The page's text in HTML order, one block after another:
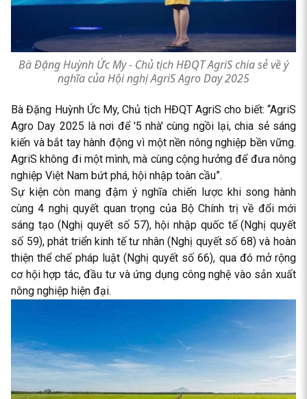
Bà Đặng Huỳnh Ức My - Chủ tịch HĐQT AgriS chia sẻ về ý
nghĩa của Hội nghị AgriS Agro Day 2025
Bà Đặng Huỳnh Ức My, Chủ tịch HĐQT AgriS cho biết: “AgriS
Agro Day 2025 là nơi để '5 nhà' cùng ngồi lại, chia sẻ sáng
kiến và bắt tay hành động vì một nền nông nghiệp bền vững.
AgriS không đi một mình, mà cùng cộng hưởng để đưa nông
nghiệp Việt Nam bứt phá, hội nhập toàn cầu”.
Sự kiện còn mang đậm ý nghĩa chiến lược khi song hành
cùng 4 nghị quyết quan trọng của Bộ Chính trị về đổi mới
sáng tạo (Nghị quyết số 57), hội nhập quốc tế (Nghị quyết
số 59), phát triển kinh tế tư nhân (Nghị quyết số 68) và hoàn
thiện thể chế pháp luật (Nghị quyết số 66), qua đó mở rộng
cơ hội hợp tác, đầu tư và ứng dụng công nghệ vào sản xuất
nông nghiệp hiện đại.